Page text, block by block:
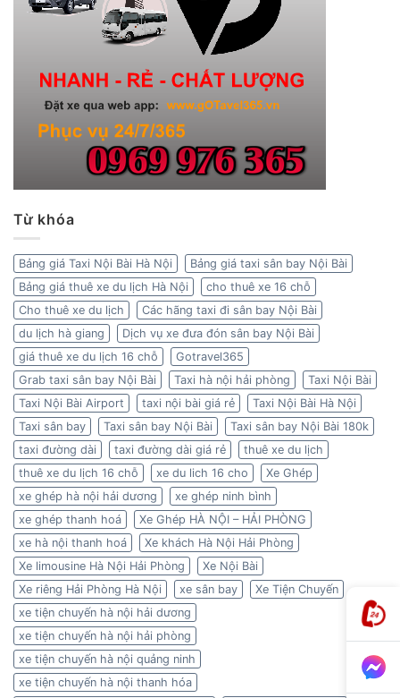
Từ khóa
Bảng giá Taxi Nội Bài Hà Nội
Bảng giá taxi sân bay Nội Bài
Bảng giá thuê xe du lịch Hà Nội
cho thuê xe 16 chỗ
Cho thuê xe du lịch
Các hãng taxi đi sân bay Nội Bài
du lịch hà giang
Dịch vụ xe đưa đón sân bay Nội Bài
giá thuê xe du lịch 16 chỗ
Gotravel365
Grab taxi sân bay Nội Bài
Taxi hà nội hải phòng
Taxi Nội Bài
Taxi Nội Bài Airport
taxi nội bài giá rẻ
Taxi Nội Bài Hà Nội
Taxi sân bay
Taxi sân bay Nội Bài
Taxi sân bay Nội Bài 180k
taxi đường dài
taxi đường dài giá rẻ
thuê xe du lịch
thuê xe du lịch 16 chỗ
xe du lich 16 cho
Xe Ghép
xe ghép hà nội hải dương
xe ghép ninh bình
xe ghép thanh hoá
Xe Ghép HÀ NỘI – HẢI PHÒNG
xe hà nội thanh hoá
Xe khách Hà Nội Hải Phòng
Xe limousine Hà Nội Hải Phòng
Xe Nội Bài
Xe riêng Hải Phòng Hà Nội
xe sân bay
Xe Tiện Chuyến
xe tiện chuyến hà nội hải dương
xe tiện chuyến hà nội hải phòng
xe tiện chuyến hà nội quảng ninh
xe tiện chuyến hà nội thanh hóa